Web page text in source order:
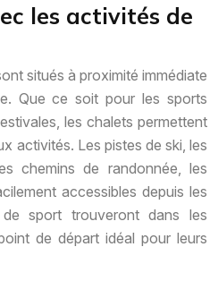
les activités de
situés à proximité immédiate
Que ce soit pour les sports
les chalets permettent
activités. Les pistes de ski, les
chemins de randonnée, les
accessibles depuis les
sport trouveront dans les
de départ idéal pour leurs